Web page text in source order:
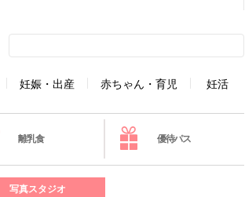
妊娠・出産 赤ちゃん・育児 妊活
離乳食 優待パス
写真スタジオ